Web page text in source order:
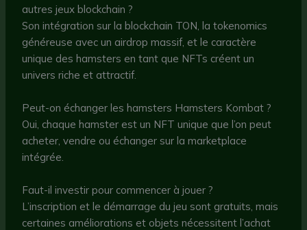
autres jeux blockchain ?
Son intégration sur la blockchain TON, la tokenomics
généreuse avec un airdrop massif, et le caractère
unique des hamsters en tant que NFTs créent un
univers riche et attractif.
Peut-on échanger les hamsters Hamsters Kombat ?
Oui, chaque hamster est un NFT unique que l’on peut
acheter, vendre ou échanger sur la marketplace
intégrée.
Faut-il investir pour commencer à jouer ?
L’inscription et le démarrage du jeu sont gratuits, mais
certaines améliorations et objets nécessitent l’achat